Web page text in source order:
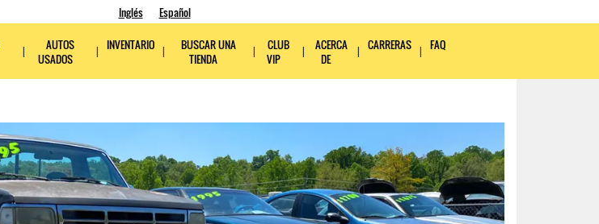
Inglés Español
AUTOS
USADOS
INVENTARIO
BUSCAR UNA
TIENDA
CLUB
VIP
ACERCA
DE
CARRERAS FAQ